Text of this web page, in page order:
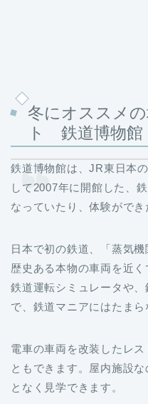
冬にオススメ
ト 鉄道博物館
鉄道博物館は、JR東日本
して2007年に開館した、
なっていたり、体験ができ
日本で初の鉄道、「蒸気
歴史ある本物の車両を近く
鉄道運転シミュレータや
で、鉄道マニアにはたまら
電車の車両を改装したレ
ともできます。屋内施設
となく見学できます。